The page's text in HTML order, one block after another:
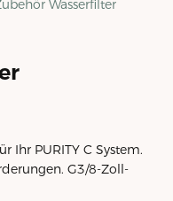
Wasserfilter
Ihr PURITY C System.
G3/8-Zoll-